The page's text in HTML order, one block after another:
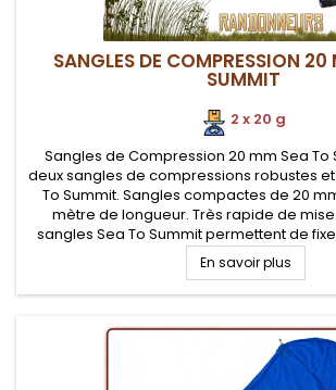
SANGLES DE COMPRESSION 20
SUMMIT
2 x 20 g
Sangles de Compression 20 mm Sea To
deux sangles de compressions robustes
To Summit. Sangles compactes de 20
mètre de longueur. Très rapide de
sangles Sea To Summit permettent de
votre matériel de randonnée et autres
couchage, matelas...)
En savoir plus